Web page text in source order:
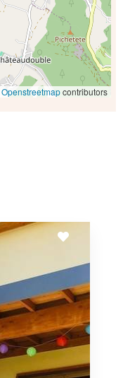
Openstreetmapcontributors